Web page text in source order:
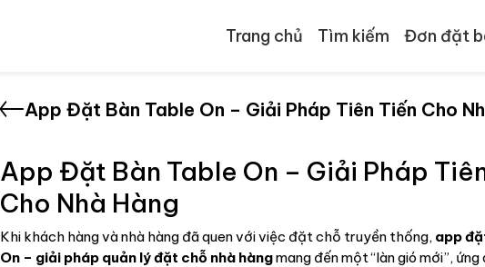
Trang chủ Tìm kiếm Đơn đặt
App Đặt Bàn Table On – Giải Pháp Tiên Tiến Cho
App Đặt Bàn Table On – Giải Pháp
Cho Nhà Hàng
Khi khách hàng và nhà hàng đã quen với việc đặt chỗ truyền thống, app
On – giải pháp quản lý đặt chỗ nhà hàngmang đến một “làn gió mới”, ứng